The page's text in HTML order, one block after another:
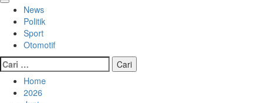
Primary
Menu
News
Politik
Sport
Otomotif
Cari
untuk:
Home
2026